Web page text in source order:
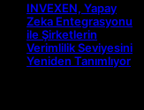
INVEXEN, Yapay
Zeka Entegrasyonu
ile Şirketlerin
Verimlilik Seviyesini
Yeniden Tanımlıyor